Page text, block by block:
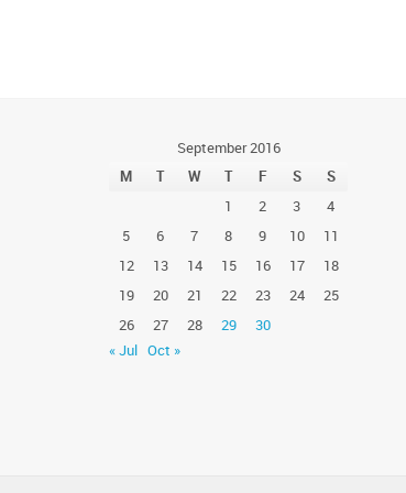
September 2016
M
T W T F S
S
1
2 3
4
5
6 7 8 9 10
11
12
13 14 15 16 17
18
19
20 21 22 23 24
25
26
27 28 29
30
« Jul Oct »